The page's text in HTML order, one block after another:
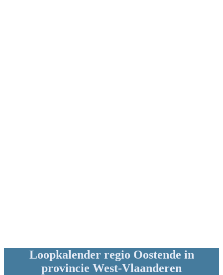
Loopkalender regio Oostende in
provincie West-Vlaanderen